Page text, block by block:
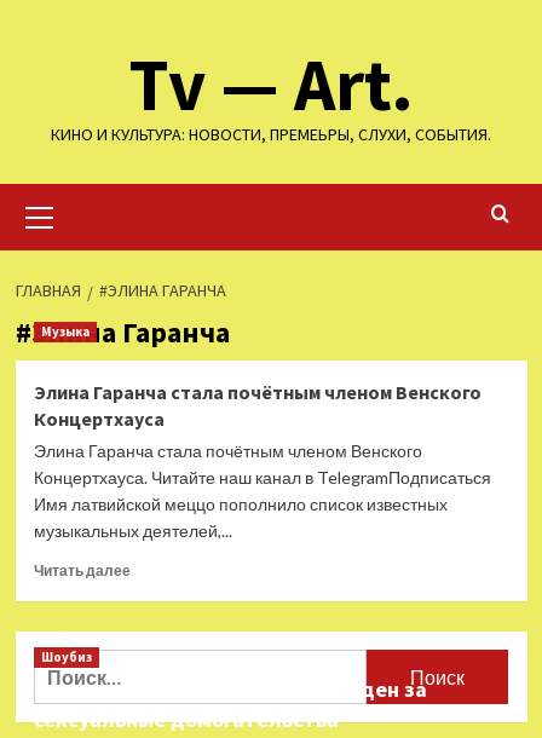
Tv — Art.
КИНО И КУЛЬТУРА: НОВОСТИ, ПРЕМЕЬРЫ, СЛУХИ, СОБЫТИЯ.
меню
ГЛАВНАЯ #ЭЛИНА ГАРАНЧА
#Элина Гаранча
Музыка
Элина Гаранча стала почётным членом Венского
Концертхауса
Элина Гаранча стала почётным членом Венского
Концертхауса. Читайте наш канал в TelegramПодписаться
Имя латвийской меццо пополнило список известных
музыкальных деятелей,...
Читать далееПрочитать
Элина
почётным
членом
Найти:
Шоубиз
Звезда «Игры в кальмара» осужден за
сексуальные домогательства